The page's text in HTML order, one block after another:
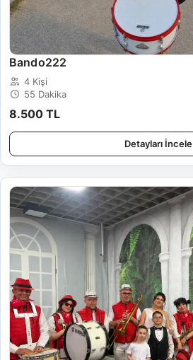
Bando222
4 Kişi
55 Dakika
8.500 TL
Detayları İncele